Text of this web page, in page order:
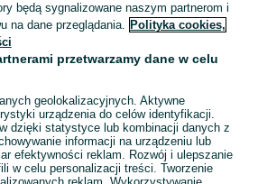
będą sygnalizowane naszym partnerom i
na dane przeglądania. Polityka cookies,
przetwarzamy dane w celu
geolokalizacyjnych. Aktywne
urządzenia do celów identyfikacji.
dzięki statystyce lub kombinacji danych z
informacji na urządzeniu lub
efektywności reklam. Rozwój i ulepszanie
w celu personalizacji treści. Tworzenie